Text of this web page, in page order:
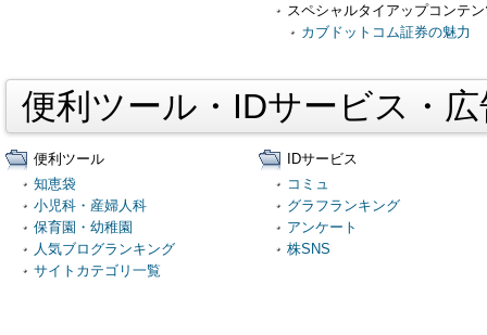
スペシャルタイアップコンテ
カブドットコム証券の魅力
便利ツール・IDサービス・
便利ツール
知恵袋
小児科・産婦人科
保育園・幼稚園
人気ブログランキング
サイトカテゴリ一覧
IDサービス
コミュ
グラフランキング
アンケート
株SNS